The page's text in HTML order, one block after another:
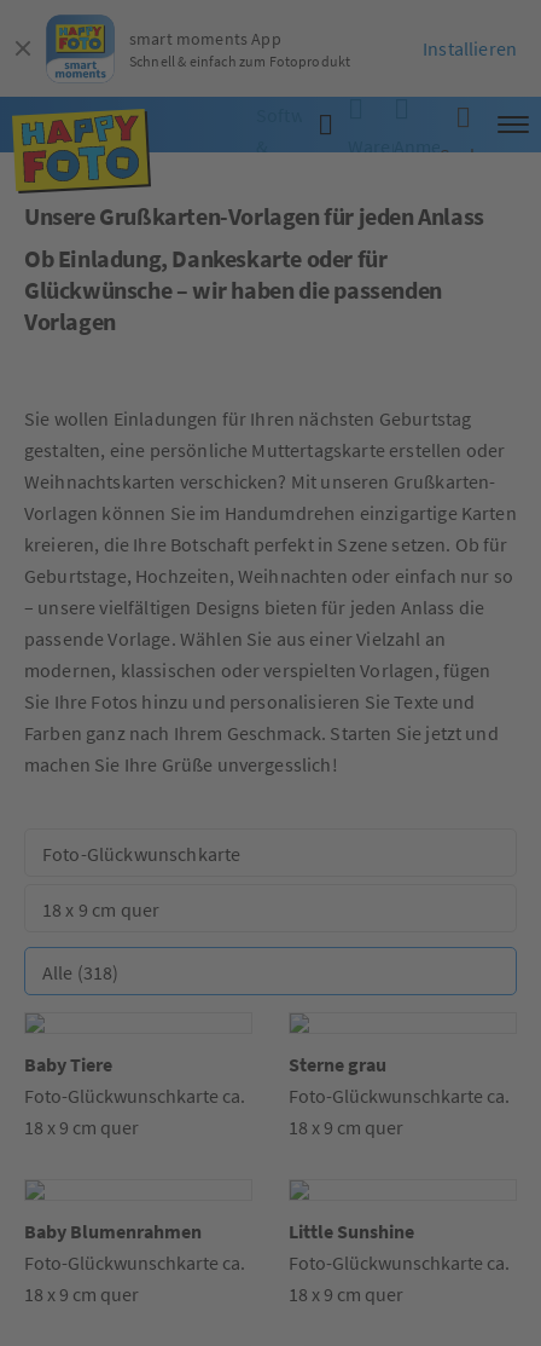
Software
WarenkorbAnmelden
Suche
Unsere Grußkarten-Vorlagen für jeden Anlass
Ob Einladung, Dankeskarte oder für
Glückwünsche – wir haben die passenden
Vorlagen
Sie wollen Einladungen für Ihren nächsten Geburtstag
gestalten, eine persönliche Muttertagskarte erstellen oder
Weihnachtskarten verschicken? Mit unseren Grußkarten-
Vorlagen können Sie im Handumdrehen einzigartige Karten
kre­ie­ren, die Ihre Botschaft perfekt in Szene setzen. Ob für
Geburtstage, Hochzeiten, Weihnachten oder einfach nur so
– unsere vielfältigen Designs bieten für jeden Anlass die
passende Vorlage. Wählen Sie aus einer Vielzahl an
modernen, klassischen oder verspielten Vorlagen, fügen
Sie Ihre Fotos hinzu und personalisieren Sie Texte und
Farben ganz nach Ihrem Geschmack. Starten Sie jetzt und
machen Sie Ihre Grüße unvergesslich!
Baby Tiere
Foto-Glückwunschkarte ca.
18 x 9 cm quer
Sterne grau
Foto-Glückwunschkarte ca.
18 x 9 cm quer
Baby Blumenrahmen
Foto-Glückwunschkarte ca.
18 x 9 cm quer
Little Sunshine
Foto-Glückwunschkarte ca.
18 x 9 cm quer
smart moments App
Schnell & einfach zum Fotoprodukt
Installieren